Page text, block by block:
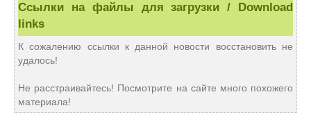
Ссылки на файлы для загрузки / Download
links
К сожалению ссылки к данной новости восстановить не
удалось!
Не расстраивайтесь! Посмотрите на сайте много похожего
материала!